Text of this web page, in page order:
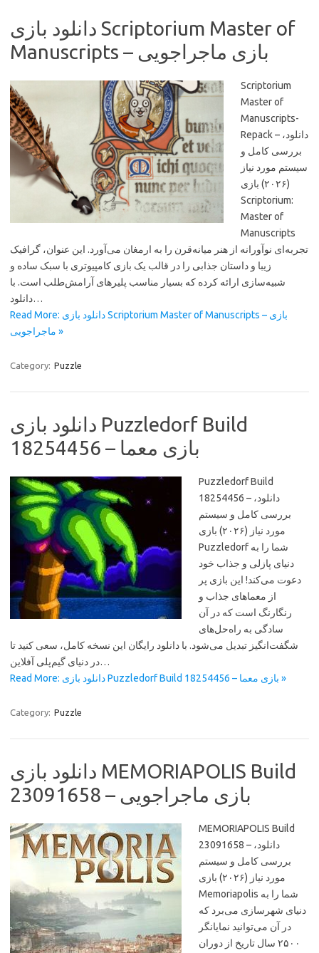
دانلود بازی Scriptorium Master of
Manuscripts – بازی ماجراجویی
Scriptorium
Master of
Manuscripts-
Repack – دانلود،
بررسی کامل و
سیستم مورد نیاز
(۲۰۲۶) بازی
Scriptorium:
Master of
Manuscripts
تجربه‌ای نوآورانه از هنر میانه‌قرن را به ارمغان می‌آورد. این عنوان، گرافیک
زیبا و داستان جذابی را در قالب یک بازی کامپیوتری با سبک ساده و
شبیه‌سازی ارائه کرده که بسیار مناسب پلیرهای آرامش‌طلب است. با
دانلود…
Read More: دانلود بازی Scriptorium Master of Manuscripts – بازی
ماجراجویی »
Category: Puzzle
دانلود بازی Puzzledorf Build
18254456 – بازی معما
Puzzledorf Build
18254456 – دانلود،
بررسی کامل و سیستم
مورد نیاز (۲۰۲۶) بازی
Puzzledorf شما را به
دنیای پازلی و جذاب خود
دعوت می‌کند! این بازی پر
از معماهای جذاب و
رنگارنگ است که در آن
سادگی به راه‌حل‌های
شگفت‌انگیز تبدیل می‌شود. با دانلود رایگان این نسخه کامل، سعی کنید تا
در دنیای گیم‌پلی آفلاین…
Read More: دانلود بازی Puzzledorf Build 18254456 – بازی معما »
Category: Puzzle
دانلود بازی MEMORIAPOLIS Build
23091658 – بازی ماجراجویی
MEMORIAPOLIS Build
23091658 – دانلود،
بررسی کامل و سیستم
مورد نیاز (۲۰۲۶) بازی
Memoriapolis شما را به
دنیای شهرسازی می‌برد که
در آن می‌توانید نمایانگر
۲۵۰۰ سال تاریخ از دوران